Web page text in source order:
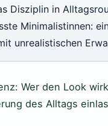
Disziplin in
Minimalistinnen:
unrealistischen
Wer den Look
des Alltags